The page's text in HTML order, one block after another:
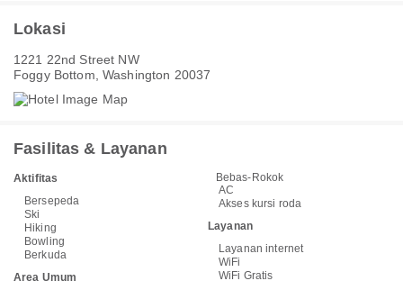
Lokasi
1221 22nd Street NW
Foggy Bottom, Washington 20037
Fasilitas & Layanan
Aktifitas
Bersepeda
Ski
Hiking
Bowling
Berkuda
Area Umum
Bebas-Rokok
AC
Akses kursi roda
Layanan
Layanan internet
WiFi
WiFi Gratis